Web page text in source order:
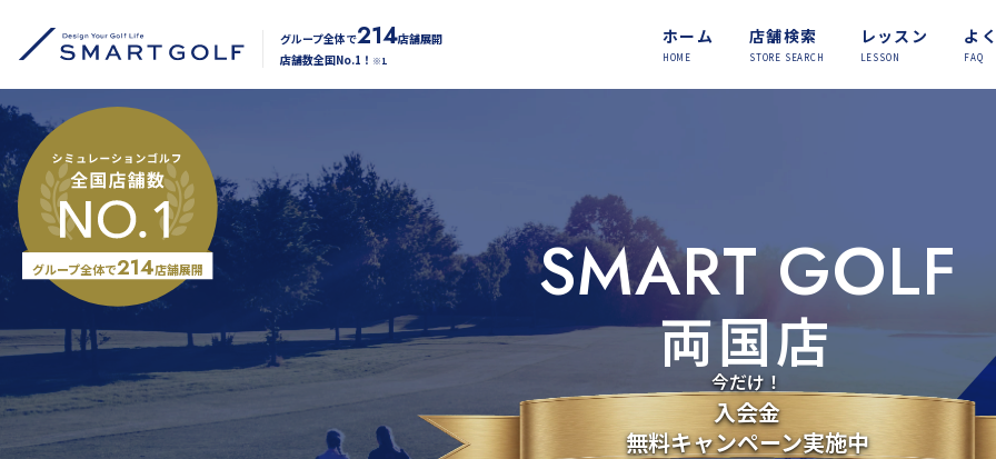
グループ全体で214店舗展開
店舗数全国No.1！ ※1
ホーム
HOME
店舗検索
STORE SEARCH
レッスン
LESSON
よ
FAQ
グループ全体で214店舗展開 SMART GOLF
両国店
今だけ！
入会金
無料キャンペーン実施中